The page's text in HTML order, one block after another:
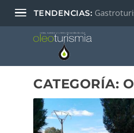
TENDENCIAS:
CATEGORÍA: